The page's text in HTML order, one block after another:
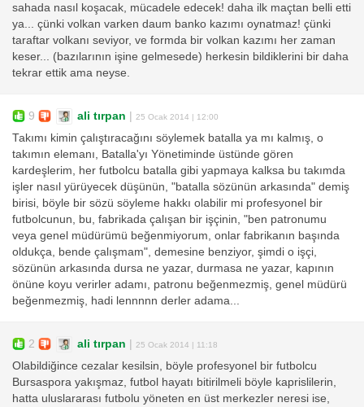
sahada nasıl koşacak, mücadele edecek! daha ilk maçtan belli etti
ya... çünki volkan varken daum banko kazımı oynatmaz! çünki
taraftar volkanı seviyor, ve formda bir volkan kazımı her zaman
keser... (bazılarının işine gelmesede) herkesin bildiklerini bir daha
tekrar ettik ama neyse.
9 ali tırpan | 25 Ocak 2014 | 12:00
Takımı kimin çalıştıracağını söylemek batalla ya mı kalmış, o
takımın elemanı, Batalla'yı Yönetiminde üstünde gören
kardeşlerim, her futbolcu batalla gibi yapmaya kalksa bu takımda
işler nasıl yürüyecek düşünün, "batalla sözünün arkasında" demiş
birisi, böyle bir sözü söyleme hakkı olabilir mi profesyonel bir
futbolcunun, bu, fabrikada çalışan bir işçinin, "ben patronumu
veya genel müdürümü beğenmiyorum, onlar fabrikanın başında
oldukça, bende çalışmam", demesine benziyor, şimdi o işçi,
sözünün arkasında dursa ne yazar, durmasa ne yazar, kapının
önüne koyu verirler adamı, patronu beğenmezmiş, genel müdürü
beğenmezmiş, hadi lennnnn derler adama...
2 ali tırpan | 25 Ocak 2014 | 11:18
Olabildiğince cezalar kesilsin, böyle profesyonel bir futbolcu
Bursaspora yakışmaz, futbol hayatı bitirilmeli böyle kaprislilerin,
hatta uluslararası futbolu yöneten en üst merkezler neresi ise,